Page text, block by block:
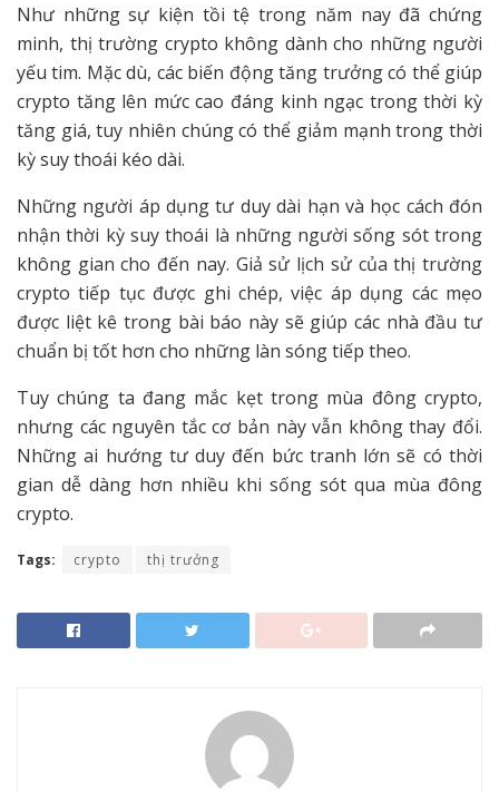
Như những sự kiện tồi tệ trong năm nay đã chứng
minh, thị trường crypto không dành cho những người
yếu tim. Mặc dù, các biến động tăng trưởng có thể giúp
crypto tăng lên mức cao đáng kinh ngạc trong thời kỳ
tăng giá, tuy nhiên chúng có thể giảm mạnh trong thời
kỳ suy thoái kéo dài.
Những người áp dụng tư duy dài hạn và học cách đón
nhận thời kỳ suy thoái là những người sống sót trong
không gian cho đến nay. Giả sử lịch sử của thị trường
crypto tiếp tục được ghi chép, việc áp dụng các mẹo
được liệt kê trong bài báo này sẽ giúp các nhà đầu tư
chuẩn bị tốt hơn cho những làn sóng tiếp theo.
Tuy chúng ta đang mắc kẹt trong mùa đông crypto,
nhưng các nguyên tắc cơ bản này vẫn không thay đổi.
Những ai hướng tư duy đến bức tranh lớn sẽ có thời
gian dễ dàng hơn nhiều khi sống sót qua mùa đông
crypto.
Tags: crypto thị trưởng